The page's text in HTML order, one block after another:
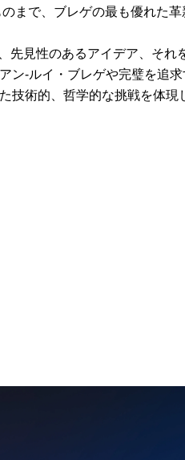
まで、ブレゲの最も優れた
見性のあるアイデア、それ
-ルイ・ブレゲや完璧を追
術的、哲学的な挑戦を体現